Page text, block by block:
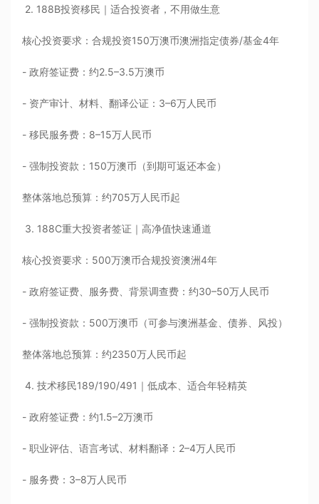
2. 188B投资移民｜适合投资者，不用做生意
核心投资要求：合规投资150万澳币澳洲指定债券/基金4年
- 政府签证费：约2.5–3.5万澳币
- 资产审计、材料、翻译公证：3–6万人民币
- 移民服务费：8–15万人民币
- 强制投资款：150万澳币（到期可返还本金）
整体落地总预算：约705万人民币起
3. 188C重大投资者签证｜高净值快速通道
核心投资要求：500万澳币合规投资澳洲4年
- 政府签证费、服务费、背景调查费：约30–50万人民币
- 强制投资款：500万澳币（可参与澳洲基金、债券、风投）
整体落地总预算：约2350万人民币起
4. 技术移民189/190/491｜低成本、适合年轻精英
- 政府签证费：约1.5–2万澳币
- 职业评估、语言考试、材料翻译：2–4万人民币
- 服务费：3–8万人民币